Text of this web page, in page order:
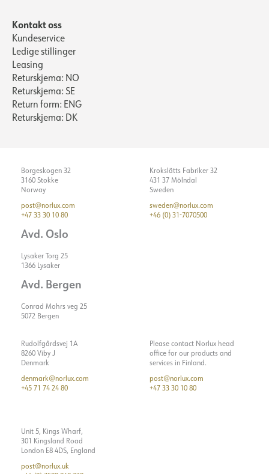
Kontakt oss
Kundeservice
Ledige stillinger
Leasing
Returskjema: NO
Returskjema: SE
Return form: ENG
Returskjema: DK
Borgeskogen 32
3160 Stokke
Norway
post@norlux.com
+47 33 30 10 80
Avd. Oslo
Lysaker Torg 25
1366 Lysaker
Avd. Bergen
Conrad Mohrs veg 25
5072 Bergen
Krokslätts Fabriker 32
431 37 Mölndal
Sweden
sweden@norlux.com
+46 (0) 31-7070500
Rudolfgårdsvej 1A
8260 Viby J
Denmark
denmark@norlux.com
+45 71 74 24 80
Please contact Norlux head
office for our products and
services in Finland.
post@norlux.com
+47 33 30 10 80
Unit 5, Kings Wharf,
301 Kingsland Road
London E8 4DS, England
post@norlux.uk